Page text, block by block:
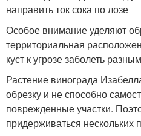
направить ток сока по лозе
Особое внимание уделяют
территориальная
куст к угрозе заболеть
Растение винограда
обрезку и не способно
поврежденные участки.
придерживаться нескольких